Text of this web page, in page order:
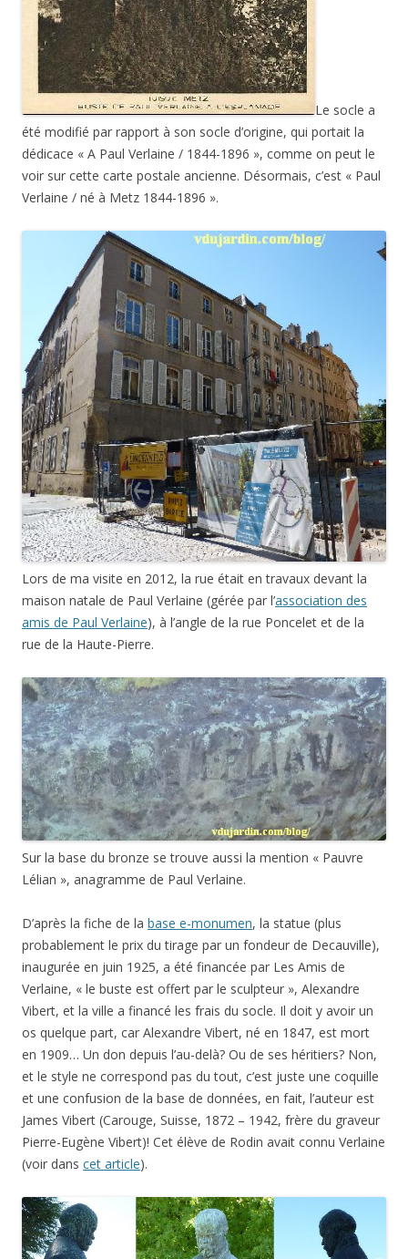
Le socle a
été modifié par rapport à son socle d’origine, qui portait la
dédicace « A Paul Verlaine / 1844-1896 », comme on peut le
voir sur cette carte postale ancienne. Désormais, c’est « Paul
Verlaine / né à Metz 1844-1896 ».
Lors de ma visite en 2012, la rue était en travaux devant la
maison natale de Paul Verlaine (gérée par l’association des
amis de Paul Verlaine), à l’angle de la rue Poncelet et de la
rue de la Haute-Pierre.
Sur la base du bronze se trouve aussi la mention « Pauvre
Lélian », anagramme de Paul Verlaine.
D’après la fiche de la base e-monumen, la statue (plus
probablement le prix du tirage par un fondeur de Decauville),
inaugurée en juin 1925, a été financée par Les Amis de
Verlaine, « le buste est offert par le sculpteur », Alexandre
Vibert, et la ville a financé les frais du socle. Il doit y avoir un
os quelque part, car Alexandre Vibert, né en 1847, est mort
en 1909… Un don depuis l’au-delà? Ou de ses héritiers? Non,
et le style ne correspond pas du tout, c’est juste une coquille
et une confusion de la base de données, en fait, l’auteur est
James Vibert (Carouge, Suisse, 1872 – 1942, frère du graveur
Pierre-Eugène Vibert)! Cet élève de Rodin avait connu Verlaine
(voir dans cet article).